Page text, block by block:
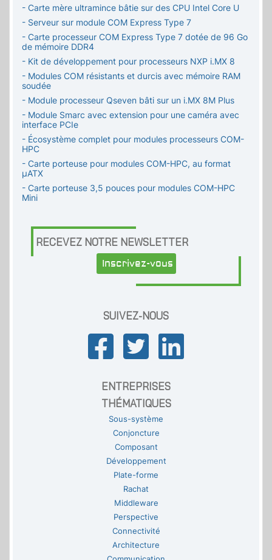
- Carte mère ultramince bâtie sur des CPU Intel Core U
- Serveur sur module COM Express Type 7
- Carte processeur COM Express Type 7 dotée de 96 Go
de mémoire DDR4
- Kit de développement pour processeurs NXP i.MX 8
- Modules COM résistants et durcis avec mémoire RAM
soudée
- Module processeur Qseven bâti sur un i.MX 8M Plus
- Module Smarc avec extension pour une caméra avec
interface PCIe
- Écosystème complet pour modules processeurs COM-
HPC
- Carte porteuse pour modules COM-HPC, au format
µATX
- Carte porteuse 3,5 pouces pour modules COM-HPC
Mini
RECEVEZ NOTRE NEWSLETTER
Inscrivez-vous
SUIVEZ-NOUS
ENTREPRISES
THÉMATIQUES
Sous-système
Conjoncture
Composant
Développement
Plate-forme
Rachat
Middleware
Perspective
Connectivité
Architecture